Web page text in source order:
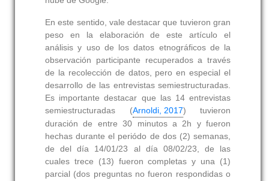
En este sentido, vale destacar que tuvieron gran
peso en la elaboración de este artículo el
análisis y uso de los datos etnográficos de la
observación participante recuperados a través
de la recolección de datos, pero en especial el
desarrollo de las entrevistas semiestructuradas.
Es importante destacar que las 14 entrevistas
semiestructuradas (Arnoldi, 2017) tuvieron
duración de entre 30 minutos a 2h y fueron
hechas durante el periódo de dos (2) semanas,
de del día 14/01/23 al día 08/02/23, de las
cuales trece (13) fueron completas y una (1)
parcial (dos preguntas no fueron respondidas o